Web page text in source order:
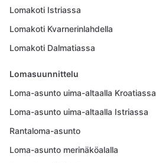
Lomakoti Istriassa
Lomakoti Kvarnerinlahdella
Lomakoti Dalmatiassa
Lomasuunnittelu
Loma-asunto uima-altaalla Kroatiassa
Loma-asunto uima-altaalla Istriassa
Rantaloma-asunto
Loma-asunto merinäköalalla